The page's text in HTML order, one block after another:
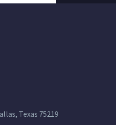
Texas 75219